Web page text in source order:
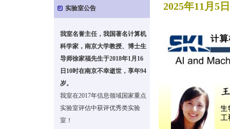
实验室公告
我室名誉主任，我国著名计算机
科学家，南京大学教授、博士生
导师徐家福先生于2018年1月16
日10时在南京不幸逝世，享年94
岁。
我室在2017年信息领域国家重点
实验室评估中获评优秀类实验
室！
2025年11月5